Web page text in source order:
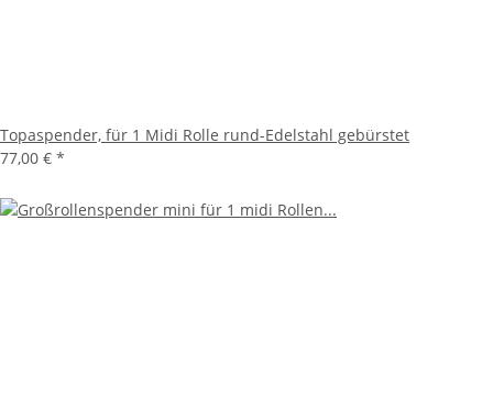
Topaspender, für 1 Midi Rolle rund-Edelstahl gebürstet
77,00 € *